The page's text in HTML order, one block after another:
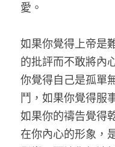
愛。
如果你覺得上帝是
的批評而不敢將內
你覺得自己是孤單
鬥，如果你覺得服
如果你的禱告覺得
在你內心的形象，